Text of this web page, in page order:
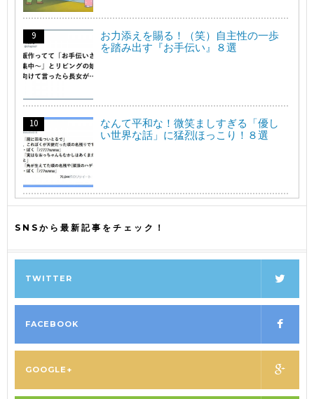
お力添えを賜る！（笑）自主性の一歩
を踏み出す『お手伝い』８選
なんて平和な！微笑ましすぎる「優し
い世界な話」に猛烈ほっこり！８選
SNSから最新記事をチェック！
TWITTER
FACEBOOK
GOOGLE+